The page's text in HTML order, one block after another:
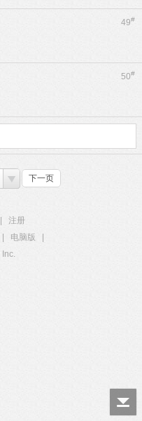
49#
50#
下一页
注册
电脑版